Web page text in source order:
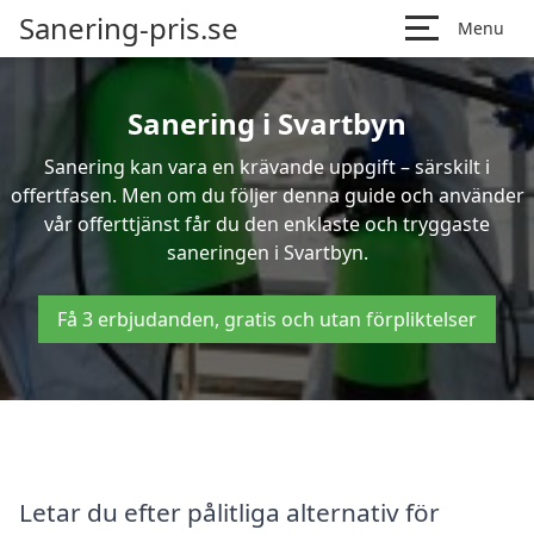
Sanering-pris.se Menu
Sanering i Svartbyn
Sanering kan vara en krävande uppgift – särskilt i
offertfasen. Men om du följer denna guide och använder
vår offerttjänst får du den enklaste och tryggaste
saneringen i Svartbyn.
Få 3 erbjudanden, gratis och utan förpliktelser
Letar du efter pålitliga alternativ för